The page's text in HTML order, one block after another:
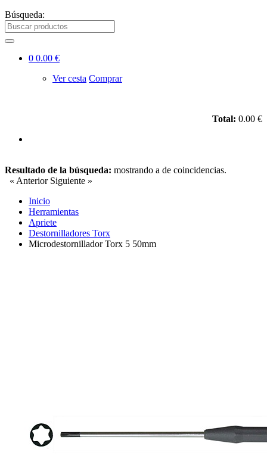
Búsqueda:
0 0.00 €
Ver cesta Comprar
Total: 0.00 €
Resultado de la búsqueda: mostrando a de coincidencias.
« Anterior Siguiente »
Inicio
Herramientas
Apriete
Destornilladores Torx
Microdestornillador Torx 5 50mm